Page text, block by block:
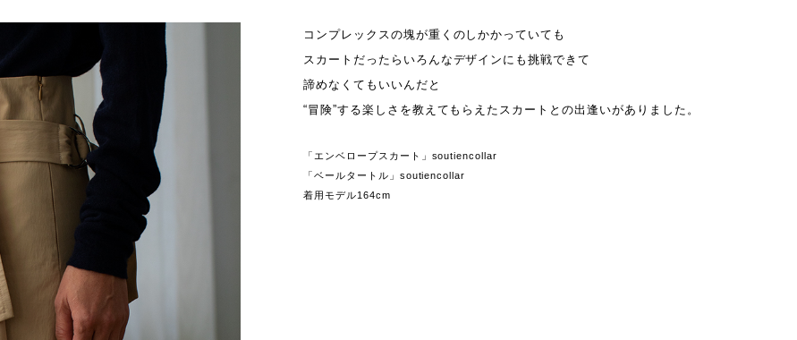
コンプレックスの塊が重くのしかかっていても
スカートだったらいろんなデザインにも挑戦できて
諦めなくてもいいんだと
“冒険”する楽しさを教えてもらえたスカートとの出逢いがありました。
「エンベロープスカート」soutiencollar
「ベールタートル」soutiencollar
着用モデル164cm